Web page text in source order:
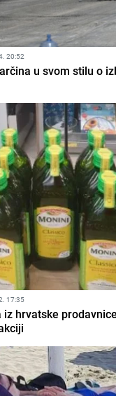
20:52
u svom stilu o
17:35
hrvatske